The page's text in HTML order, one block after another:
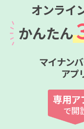
オンライ
かんたん
マイナン
アプ